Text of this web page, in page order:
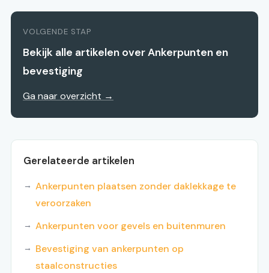
VOLGENDE STAP
Bekijk alle artikelen over Ankerpunten en
bevestiging
Ga naar overzicht →
Gerelateerde artikelen
Ankerpunten plaatsen zonder daklekkage te
veroorzaken
Ankerpunten voor gevels en buitenmuren
Bevestiging van ankerpunten op
staalconstructies